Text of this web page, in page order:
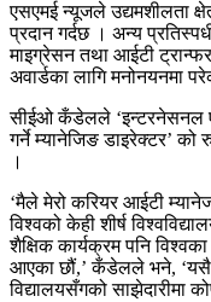
एसएमई न्यूजले उद्यमशीलता
प्रदान गर्दछ । अन्य
माइग्रेसन तथा आईटी
अवार्डका लागि मनोनयनमा
सीईओ कँडेलले ‘इन्टरनेसनल
गर्ने म्यानेजिङ डाइरेक्टर’
।
‘मैले मेरो करियर आईटी
विश्वको केही शीर्ष
शैक्षिक कार्यक्रम पनि विश्वका
आएका छौं,’ कँडेलले भने, ‘यसै
विद्यालयसँगको साझेदारीमा